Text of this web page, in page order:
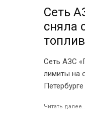
Сеть
сняла
Сеть АЗС
лимиты на
Читать